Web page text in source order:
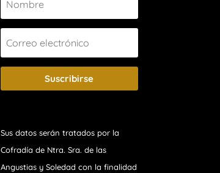
Suscribirse
Sus datos serán tratados por la
Cofradía de Ntra. Sra. de las
Angustias y Soledad con la finalidad